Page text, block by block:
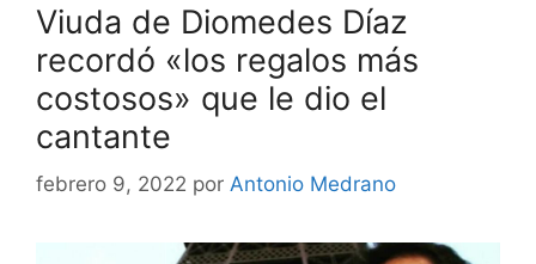
Viuda de Diomedes Díaz
recordó «los regalos más
costosos» que le dio el
cantante
febrero 9, 2022 por Antonio Medrano